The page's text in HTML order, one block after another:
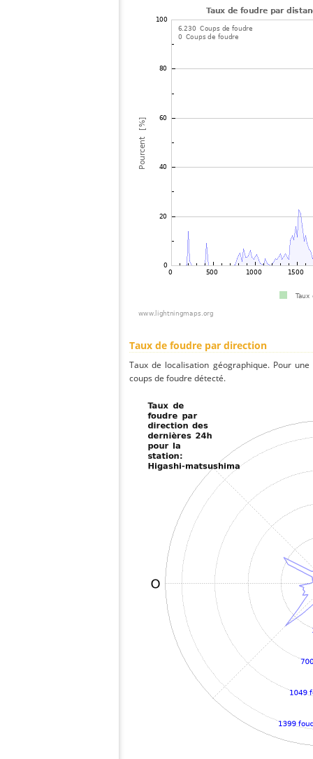
Taux de foudre par direction
Taux de localisation géographique. Pour
coups de foudre détecté.